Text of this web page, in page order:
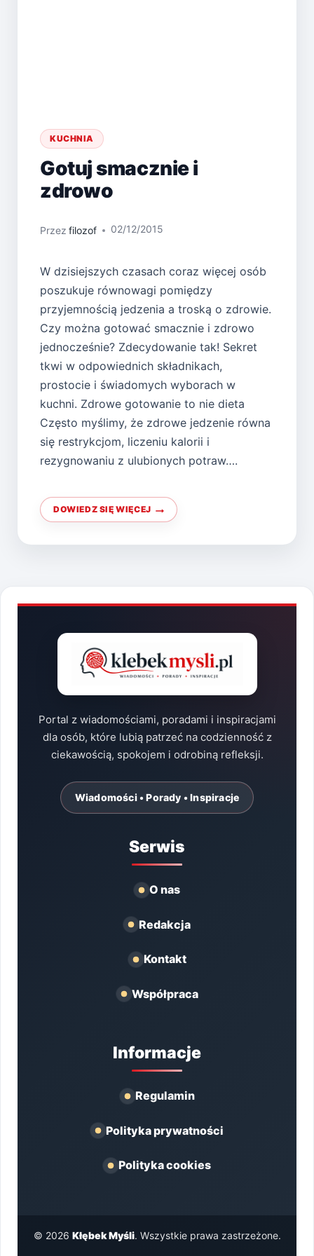
KUCHNIA
Gotuj smacznie i
zdrowo
Przez filozof 02/12/2015
W dzisiejszych czasach coraz więcej osób
poszukuje równowagi pomiędzy
przyjemnością jedzenia a troską o zdrowie.
Czy można gotować smacznie i zdrowo
jednocześnie? Zdecydowanie tak! Sekret
tkwi w odpowiednich składnikach,
prostocie i świadomych wyborach w
kuchni. Zdrowe gotowanie to nie dieta
Często myślimy, że zdrowe jedzenie równa
się restrykcjom, liczeniu kalorii i
rezygnowaniu z ulubionych potraw….
DOWIEDZ SIĘ WIĘCEJ
GOTUJ
SMACZNIE
Portal z wiadomościami, poradami i inspiracjami
dla osób, które lubią patrzeć na codzienność z
ciekawością, spokojem i odrobiną refleksji.
Wiadomości • Porady • Inspiracje
Serwis
O nas
Redakcja
Kontakt
Współpraca
Informacje
Regulamin
Polityka prywatności
Polityka cookies
© 2026 Kłębek Myśli. Wszystkie prawa zastrzeżone.